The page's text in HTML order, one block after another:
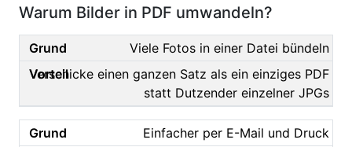
Warum Bilder in PDF umwandeln?
Viele Fotos in einer Datei bündeln
Verschicke einen ganzen Satz als ein einziges PDF
statt Dutzender einzelner JPGs
Einfacher per E-Mail und Druck